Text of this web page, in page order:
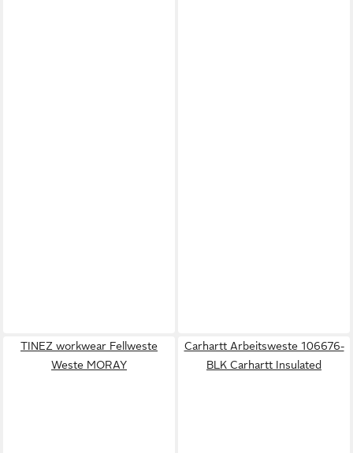
TINEZ workwear Fellweste
Weste MORAY
Carhartt Arbeitsweste 106676-
BLK Carhartt Insulated